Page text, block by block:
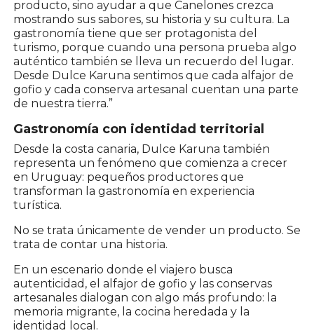
producto, sino ayudar a que Canelones crezca
mostrando sus sabores, su historia y su cultura. La
gastronomía tiene que ser protagonista del
turismo, porque cuando una persona prueba algo
auténtico también se lleva un recuerdo del lugar.
Desde Dulce Karuna sentimos que cada alfajor de
gofio y cada conserva artesanal cuentan una parte
de nuestra tierra.”
Gastronomía con identidad territorial
Desde la costa canaria, Dulce Karuna también
representa un fenómeno que comienza a crecer
en Uruguay: pequeños productores que
transforman la gastronomía en experiencia
turística.
No se trata únicamente de vender un producto. Se
trata de contar una historia.
En un escenario donde el viajero busca
autenticidad, el alfajor de gofio y las conservas
artesanales dialogan con algo más profundo: la
memoria migrante, la cocina heredada y la
identidad local.